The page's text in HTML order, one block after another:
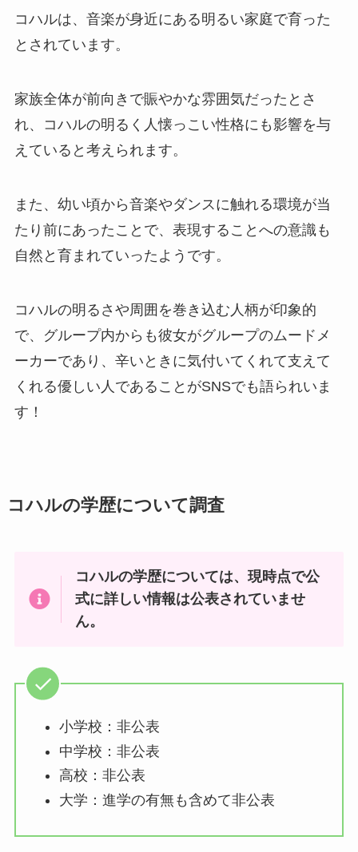
コハルは、音楽が身近にある明るい家庭で育った
とされています。
家族全体が前向きで賑やかな雰囲気だったとさ
れ、コハルの明るく人懐っこい性格にも影響を与
えていると考えられます。
また、幼い頃から音楽やダンスに触れる環境が当
たり前にあったことで、表現することへの意識も
自然と育まれていったようです。
コハルの明るさや周囲を巻き込む人柄が印象的
で、グループ内からも彼女がグループのムードメ
ーカーであり、辛いときに気付いてくれて支えて
くれる優しい人であることがSNSでも語られいま
す！
コハルの学歴について調査
コハルの学歴については、現時点で公
式に詳しい情報は公表されていませ
ん。
小学校：非公表
中学校：非公表
高校：非公表
大学：進学の有無も含めて非公表